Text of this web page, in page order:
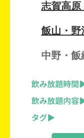
志賀高原
飯山・野
中野・飯
飲み放題時間
飲み放題内容
タグ